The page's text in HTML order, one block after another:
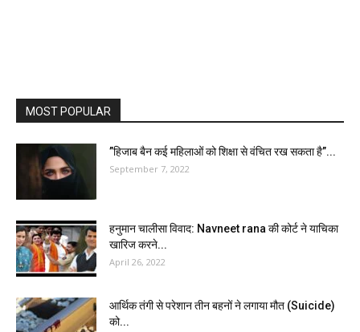
MOST POPULAR
”हिजाब बैन कई महिलाओं को शिक्षा से वंचित रख सकता है”...
September 7, 2022
हनुमान चालीसा विवाद: Navneet rana की कोर्ट ने याचिका
खारिज करने...
April 26, 2022
आर्थिक तंगी से परेशान तीन बहनों ने लगाया मौत (Suicide)
को...